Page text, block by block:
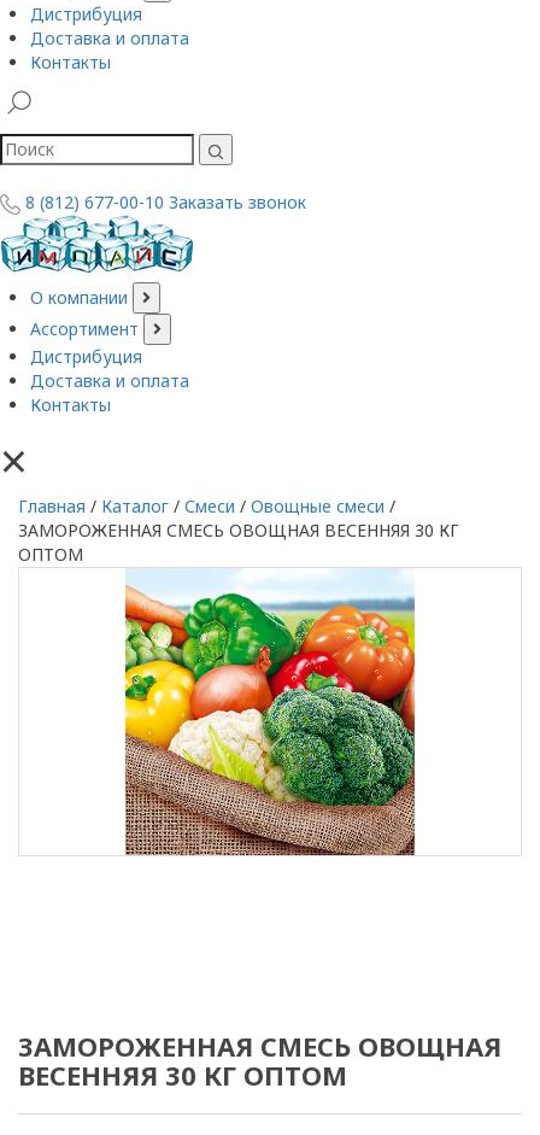
Дистрибуция
Доставка и оплата
Контакты
8 (812) 677-00-10 Заказать звонок
О компании
Ассортимент
Дистрибуция
Доставка и оплата
Контакты
×
Главная / Каталог / Смеси / Овощные смеси /
ЗАМОРОЖЕННАЯ СМЕСЬ ОВОЩНАЯ ВЕСЕННЯЯ 30 КГ
ОПТОМ
ЗАМОРОЖЕННАЯ СМЕСЬ ОВОЩНАЯ
ВЕСЕННЯЯ 30 КГ ОПТОМ